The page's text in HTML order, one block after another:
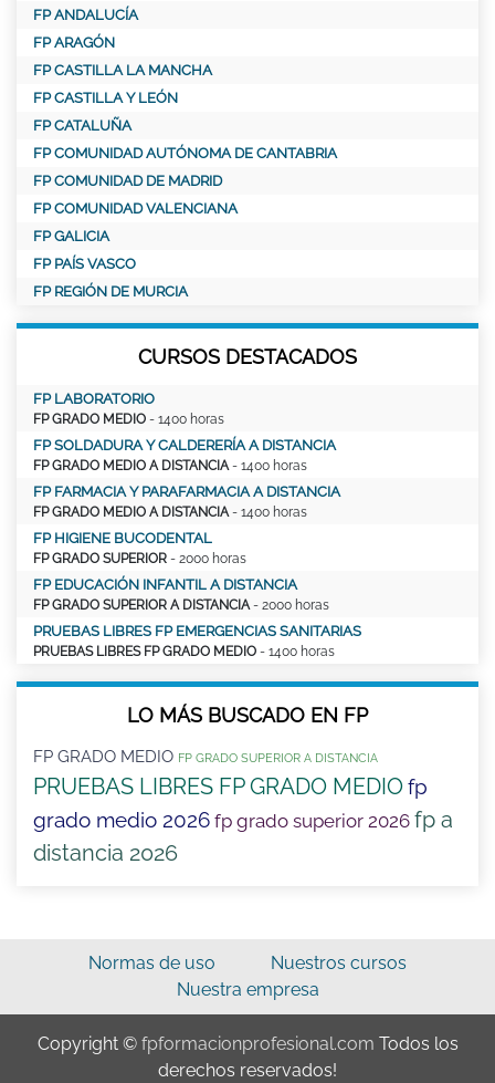
FP ANDALUCÍA
FP ARAGÓN
FP CASTILLA LA MANCHA
FP CASTILLA Y LEÓN
FP CATALUÑA
FP COMUNIDAD AUTÓNOMA DE CANTABRIA
FP COMUNIDAD DE MADRID
FP COMUNIDAD VALENCIANA
FP GALICIA
FP PAÍS VASCO
FP REGIÓN DE MURCIA
CURSOS DESTACADOS
FP LABORATORIO
FP GRADO MEDIO - 1400 horas
FP SOLDADURA Y CALDERERÍA A DISTANCIA
FP GRADO MEDIO A DISTANCIA - 1400 horas
FP FARMACIA Y PARAFARMACIA A DISTANCIA
FP GRADO MEDIO A DISTANCIA - 1400 horas
FP HIGIENE BUCODENTAL
FP GRADO SUPERIOR - 2000 horas
FP EDUCACIÓN INFANTIL A DISTANCIA
FP GRADO SUPERIOR A DISTANCIA - 2000 horas
PRUEBAS LIBRES FP EMERGENCIAS SANITARIAS
PRUEBAS LIBRES FP GRADO MEDIO - 1400 horas
LO MÁS BUSCADO EN FP
FP GRADO MEDIO FP GRADO SUPERIOR A DISTANCIA
PRUEBAS LIBRES FP GRADO MEDIOfp
grado medio 2026 fp grado superior 2026 fp a
distancia 2026
Normas de uso
Nuestros cursos
Nuestra empresa
Copyright © fpformacionprofesional.com Todos los
derechos reservados!